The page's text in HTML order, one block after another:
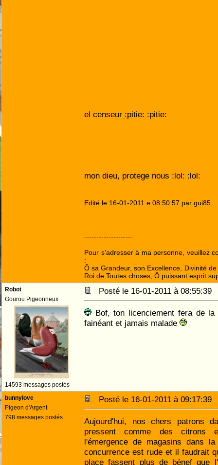
el censeur :pitie: :pitie:
mon dieu, protege nous :lol: :lol:
Edité le 16-01-2011 e 08:50:57 par gui85
--------------------
Pour s'adresser à ma personne, veuillez
:
Ô sa Grandeur, son Excellence, Divinité
Roi de Toutes choses, Ô puissant esprit
Robot
Gourou Pigeonneux
14593 messages postés
Posté le 16-01-2011 à
Bof, ton licenciement fera de
fainéant et jamais malade
bunnylove
Pigeon d'Argent
798 messages postés
Posté le 16-01-2011 à
Aujourd'hui, nos chers patrons
pressent comme des citrons
l'émergence de magasins dans
concurrence est rude et il faudrait
place fassent plus de bénef que